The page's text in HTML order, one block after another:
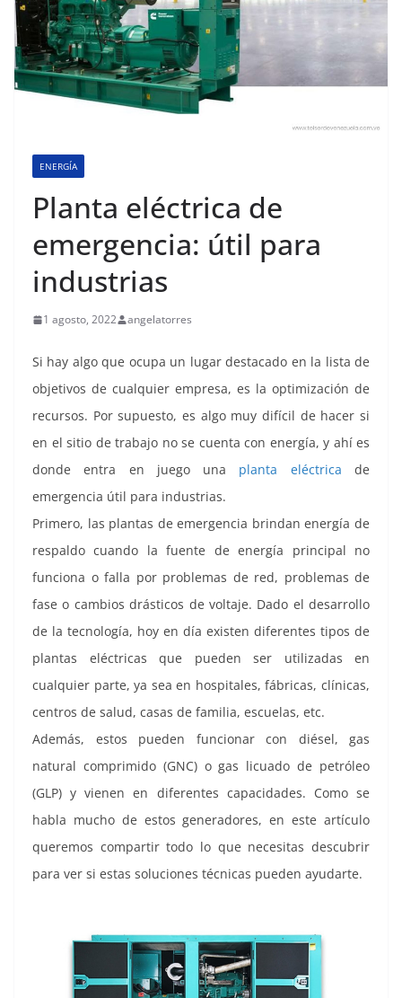
ENERGÍA
Planta eléctrica de
emergencia: útil para
industrias
1 agosto, 2022 angelatorres
Si hay algo que ocupa un lugar destacado en la lista de
objetivos de cualquier empresa, es la optimización de
recursos. Por supuesto, es algo muy difícil de hacer si
en el sitio de trabajo no se cuenta con energía, y ahí es
donde entra en juego una planta eléctricade
emergencia útil para industrias.
Primero, las plantas de emergencia brindan energía de
respaldo cuando la fuente de energía principal no
funciona o falla por problemas de red, problemas de
fase o cambios drásticos de voltaje. Dado el desarrollo
de la tecnología, hoy en día existen diferentes tipos de
plantas eléctricas que pueden ser utilizadas en
cualquier parte, ya sea en hospitales, fábricas, clínicas,
centros de salud, casas de familia, escuelas, etc.
Además, estos pueden funcionar con diésel, gas
natural comprimido (GNC) o gas licuado de petróleo
(GLP) y vienen en diferentes capacidades. Como se
habla mucho de estos generadores, en este artículo
queremos compartir todo lo que necesitas descubrir
para ver si estas soluciones técnicas pueden ayudarte.